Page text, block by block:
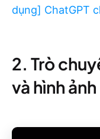
dụng] ChatGPT
2. Trò
và hình ảnh